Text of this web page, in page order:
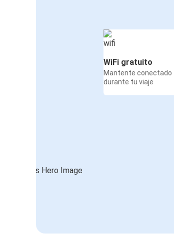
WiFi gratuito
Mantente conectado
durante tu viaje